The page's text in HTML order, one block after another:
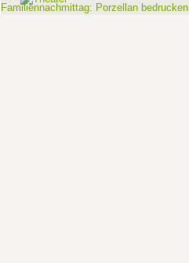
Familiennachmittag: Porzellan bedrucken